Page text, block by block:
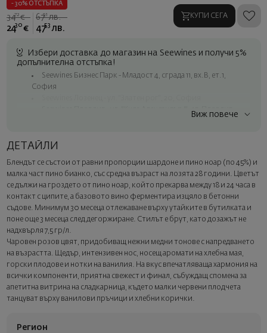
- 30% ОТСТЪПКА
3472 € 6791 лв.
2430 € 4753 лв.
КУПИ СЕГА
Избери доставка до магазин на Seewines и получи 5%
допълнителна отстъпка!
Seewines Бизнес Парк - Младост 4, сграда 11, вх.В, ет.1,
София
Seewines Пловдив - ул. "Княз Александър I", 45, Пловдив
Куриер на Seewines до адрес в рамките на град София
Изненадайте със стил
Добавете луксозна подаръчна опаковка и персонализирана
картичка с ваше пожелание. Изберете тази опция в
следващата стъпка от поръчката.
Виж повече
ДЕТАЙЛИ
Блендът се състои от равни пропорции шардоне и пино ноар (по 45%) и
малка част пино бианко, със средна възраст на лозята 28 години. Цветът
се дължи на гроздето от пино ноар, който прекарва между 18 и 24 часа в
контакт с ципите, а базовото вино ферментира изцяло в бетонни
съдове. Минимум 30 месеца отлежаване върху утайките в бутилката и
поне още 3 месеца след дегоржиране. Стилът е брут, като дозажът не
надхвърля 7,5 гр/л.
Чаровен розов цвят, придобиващ нежни медни тонове с напредването
на възрастта. Щедър, интензивен нос, носещ аромати на хлебна мая,
горски плодове и нотки на ванилия. На вкус впечатляваща хармония на
всички компоненти, приятна свежест и финал, събуждащ спомена за
апетитна витрина на сладкарница, където малки червени плодчета
танцуват върху ванилови пръчици и хлебни корички.
Регион